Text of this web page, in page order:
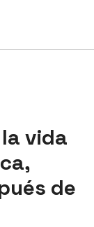
vida
de